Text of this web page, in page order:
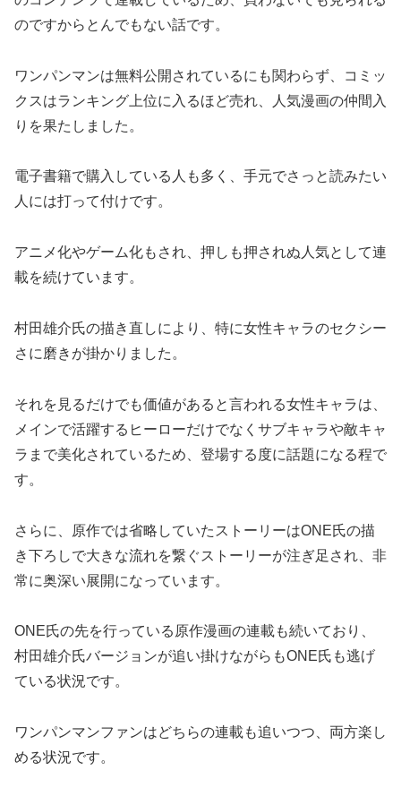
のですからとんでもない話です。
ワンパンマンは無料公開されているにも関わらず、コミッ
クスはランキング上位に入るほど売れ、人気漫画の仲間入
りを果たしました。
電子書籍で購入している人も多く、手元でさっと読みたい
人には打って付けです。
アニメ化やゲーム化もされ、押しも押されぬ人気として連
載を続けています。
村田雄介氏の描き直しにより、特に女性キャラのセクシー
さに磨きが掛かりました。
それを見るだけでも価値があると言われる女性キャラは、
メインで活躍するヒーローだけでなくサブキャラや敵キャ
ラまで美化されているため、登場する度に話題になる程で
す。
さらに、原作では省略していたストーリーはONE氏の描
き下ろしで大きな流れを繋ぐストーリーが注ぎ足され、非
常に奥深い展開になっています。
ONE氏の先を行っている原作漫画の連載も続いており、
村田雄介氏バージョンが追い掛けながらもONE氏も逃げ
ている状況です。
ワンパンマンファンはどちらの連載も追いつつ、両方楽し
める状況です。